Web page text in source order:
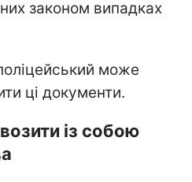
законом випадках
може
ці документи.
із собою